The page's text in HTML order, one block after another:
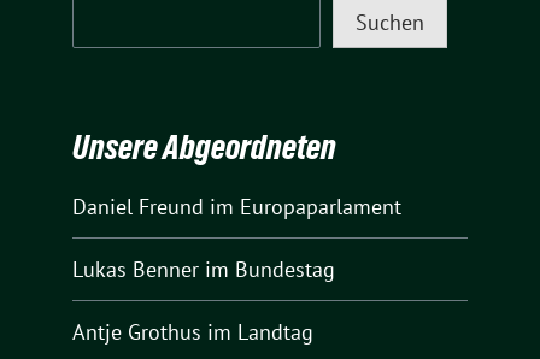
Suchen
Unsere Abgeordneten
Daniel Freund im Europaparlament
Lukas Benner im Bundestag
Antje Grothus im Landtag